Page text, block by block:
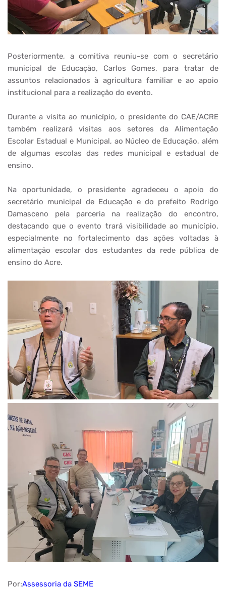
Posteriormente, a comitiva reuniu-se com o secretário
municipal de Educação, Carlos Gomes, para tratar de
assuntos relacionados à agricultura familiar e ao apoio
institucional para a realização do evento.
Durante a visita ao município, o presidente do CAE/ACRE
também realizará visitas aos setores da Alimentação
Escolar Estadual e Municipal, ao Núcleo de Educação, além
de algumas escolas das redes municipal e estadual de
ensino.
Na oportunidade, o presidente agradeceu o apoio do
secretário municipal de Educação e do prefeito Rodrigo
Damasceno pela parceria na realização do encontro,
destacando que o evento trará visibilidade ao município,
especialmente no fortalecimento das ações voltadas à
alimentação escolar dos estudantes da rede pública de
ensino do Acre.
Por:Assessoria da SEME